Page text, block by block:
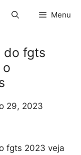
Menu
do fgts
29, 2023
fgts 2023 veja